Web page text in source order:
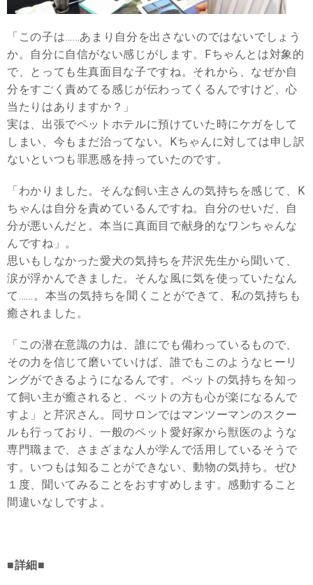
「この子は……あまり自分を出さないのではないでしょう
か。自分に自信がない感じがします。Fちゃんとは対象的
で、とっても生真面目な子ですね。それから、なぜか自
分をすごく責めてる感じが伝わってくるんですけど、心
当たりはありますか？」
実は、出張でペットホテルに預けていた時にケガをして
しまい、今もまだ治ってない。Kちゃんに対しては申し訳
ないといつも罪悪感を持っていたのです。
「わかりました。そんな飼い主さんの気持ちを感じて、K
ちゃんは自分を責めているんですね。自分のせいだ、自
分が悪いんだと。本当に真面目で献身的なワンちゃんな
んですね」。
思いもしなかった愛犬の気持ちを芹沢先生から聞いて、
涙が浮かんできました。そんな風に気を使っていたなん
て……。本当の気持ちを聞くことができて、私の気持ちも
癒されました。
「この潜在意識の力は、誰にでも備わっているもので、
その力を信じて磨いていけば、誰でもこのようなヒーリ
ングができるようになるんです。ペットの気持ちを知っ
て飼い主が癒されると、ペットの方も心が楽になるんで
すよ」と芹沢さん。同サロンではマンツーマンのスクー
ルも行っており、一般のペット愛好家から獣医のような
専門職まで、さまざまな人が学んで活用しているそうで
す。いつもは知ることができない、動物の気持ち。ぜひ
１度、聞いてみることをおすすめします。感動すること
間違いなしですよ。
■詳細■